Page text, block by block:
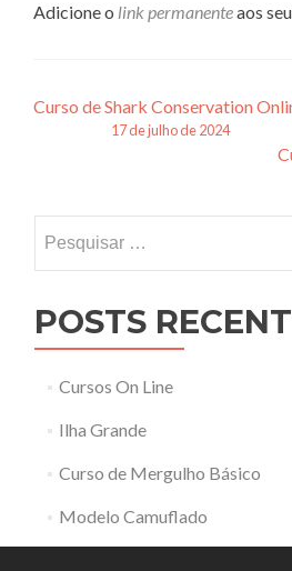
Adicione o link permanenteaos
Navegação
Curso de Shark Conservation
17 de julho de 2024
por:
POSTS
Cursos On Line
Ilha Grande
Curso de Mergulho Básico
Modelo Camuflado